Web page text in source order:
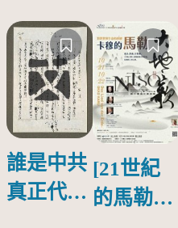
誰是中共
真正代言
[21世紀
的馬勒、